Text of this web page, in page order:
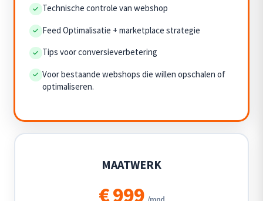
Technische controle van webshop
Feed Optimalisatie + marketplace strategie
Tips voor conversieverbetering
Voor bestaande webshops die willen opschalen of
optimaliseren.
MAATWERK
€ 999